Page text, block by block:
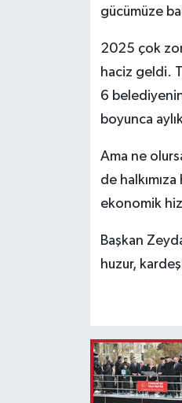
gücümüze
2025 çok zor
haciz geldi.
6
boyunca
Ama ne
de
ekonomik
Başkan
huzur,